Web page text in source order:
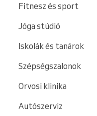
Fitnesz és sport
Jóga stúdió
Iskolák és tanárok
Szépségszalonok
Orvosi klinika
Autószerviz